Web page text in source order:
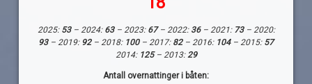
2025: 53– 2024:63– 2023: 67– 2022: 36– 2021: 73– 2020:
93– 2019: 92– 2018: 100 – 2017: 82– 2016: 104– 2015: 57
2014: 125– 2013:29
Antall overnattinger i båten: